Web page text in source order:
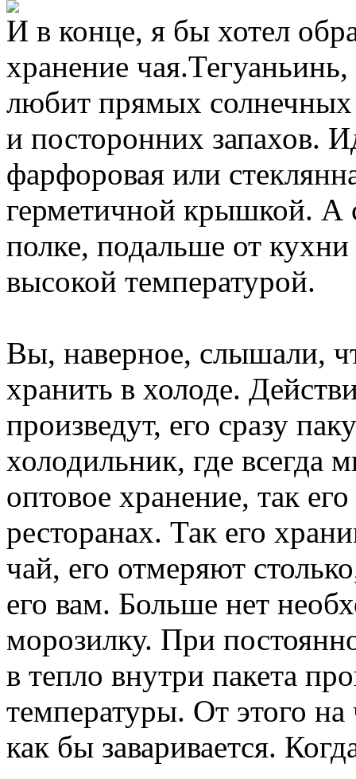
И в конце, я бы хотел
хранение
любит прямых
и посторонних запахов.
фарфоровая или
герметичной крышкой. А
полке, подальше от
высокой температурой.
Вы, наверное, слышали,
хранить в холоде.
произведут, его сразу
холодильник, где всегда
оптовое хранение, так
ресторанах. Так его
чай, его отмеряют
его вам. Больше нет
морозилку. При
в тепло внутри пакета
температуры. От этого на
как бы заваривается.